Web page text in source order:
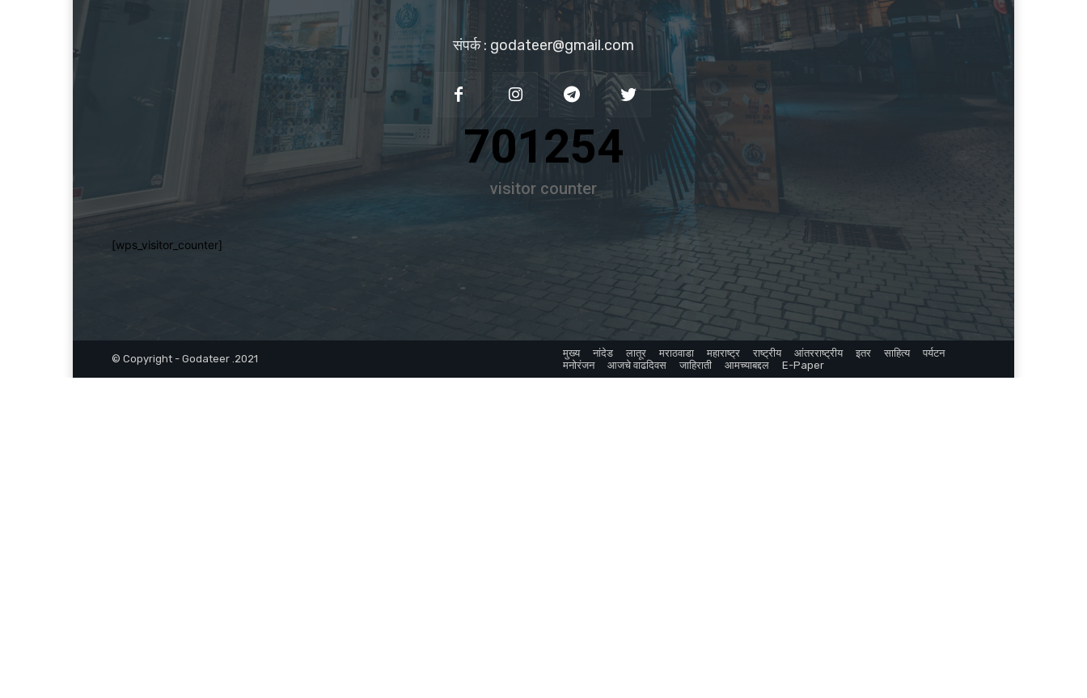
संपर्क : godateer@gmail.com
701254
visitor counter
[wps_visitor_counter]
© Copyright - Godateer .2021 मुख्य नांदेड लातूर मराठवाडा महाराष्ट्र राष्ट्रीय आंतरराष्ट्रीय इतर साहित्य
पर्यटन
मनोरंजन
आजचे वाढदिवस जाहिराती आमच्याबद्दल E-Paper